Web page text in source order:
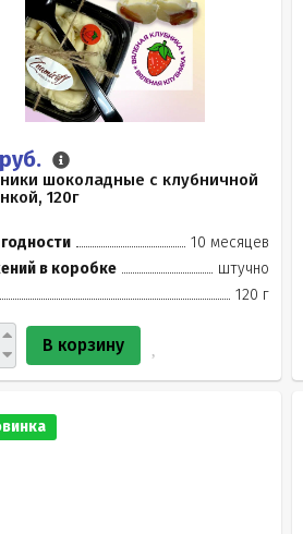
шоколадные с клубничной
120г
10 месяцев
в коробке
штучно
120 г
В корзину